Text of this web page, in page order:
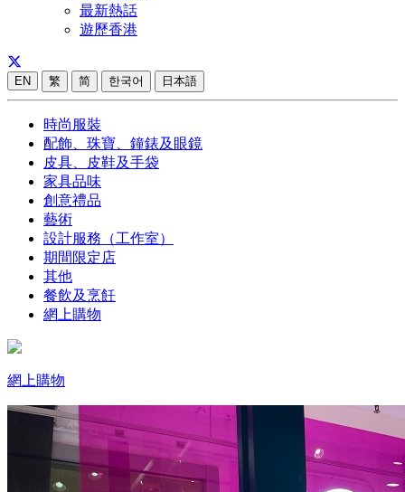
最新熱話
遊歷香港
EN 繁 简 한국어 日本語
時尚服裝
配飾、珠寶、鐘錶及眼鏡
皮具、皮鞋及手袋
家具品味
創意禮品
藝術
設計服務（工作室）
期間限定店
其他
餐飲及烹飪
網上購物
網上購物